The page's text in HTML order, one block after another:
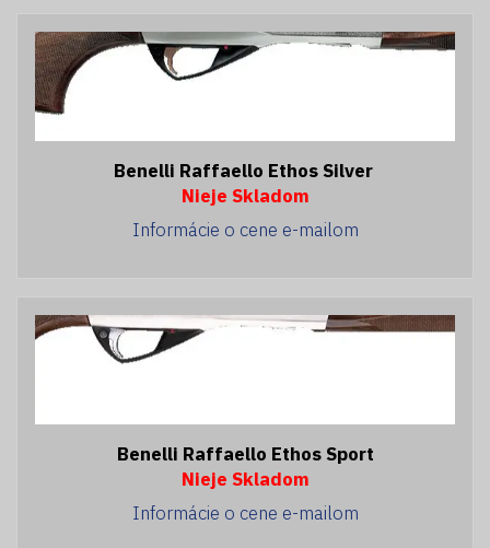
Benelli Raffaello Ethos Silver
Nieje Skladom
Informácie o cene e-mailom
Benelli Raffaello Ethos Sport
Nieje Skladom
Informácie o cene e-mailom